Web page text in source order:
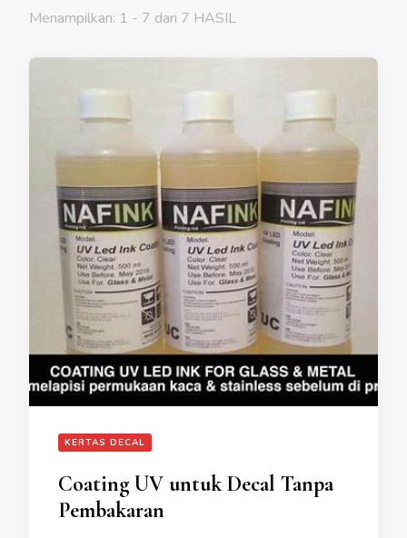
Menampilkan: 1 - 7 dari 7 HASIL
KERTAS DECAL
Coating UV untuk Decal Tanpa
Pembakaran